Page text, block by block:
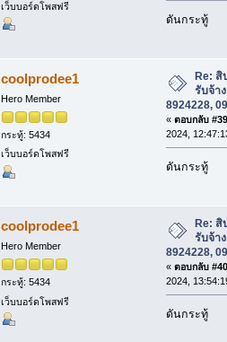
เว็บบอร์ดโพสฟรี
ดันกระทู้
coolprodee1
Hero Member
กระทู้: 5434
เว็บบอร์ดโพสฟรี
Re: สิ
รับจ้า
8924228,
« ตอบกลับ
2024,
ดันกระทู้
coolprodee1
Hero Member
กระทู้: 5434
เว็บบอร์ดโพสฟรี
Re: สิ
รับจ้า
8924228,
« ตอบกลับ
2024,
ดันกระทู้